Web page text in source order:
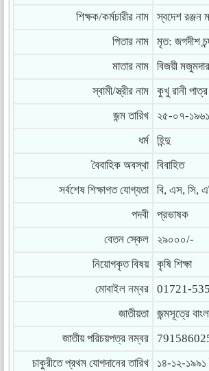
শিক্ষক/কর্মচারীর নাম
স্বদেশ রঞ্জন
পিতার নাম
মৃত: জগদীশ
মাতার নাম
বিজয়ী মজুমদার
স্বামী/স্ত্রীর নাম
কুখু রানী পাত্র
জন্ম তারিখ
২৫-০৭-
ধর্ম
হিন্দু
বৈবাহিক অবস্থা
বিবাহিত
সর্বশেষ শিক্ষাগত যোগ্যতা
বি, এস, সি,
পদবী
প্রভাষক
বেতন স্কেল
২৯০০০/-
নিয়োগকৃত বিষয়
কৃষি শিক্ষা
মোবাইল নম্বর
01721-
জাতীয়তা
জন্মসূত্রে
জাতীয় পরিচয়পত্র নম্বর
চাকুরীতে প্রথম যোগদানের তারিখ
১৪-১২-১৯৯১